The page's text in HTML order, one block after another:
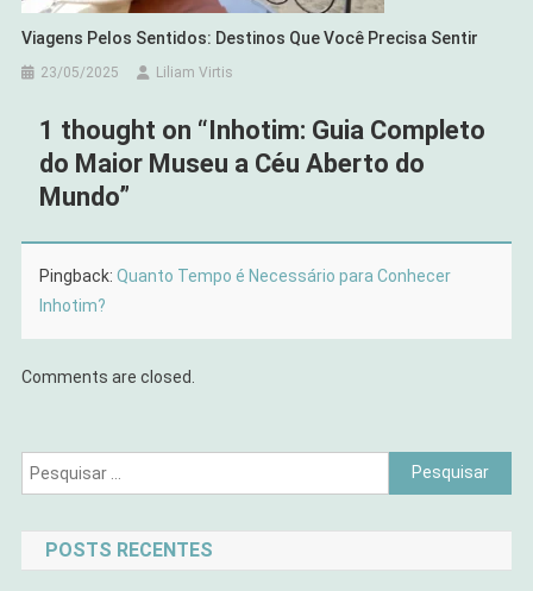
Viagens Pelos Sentidos: Destinos Que Você Precisa Sentir
23/05/2025 Liliam Virtis
1 thought on “Inhotim: Guia Completo
do Maior Museu a Céu Aberto do
Mundo”
Pingback: Quanto Tempo é Necessário para Conhecer
Inhotim?
Comments are closed.
Pesquisar
por:
POSTS RECENTES